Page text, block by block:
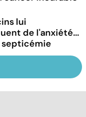
lui
de l'anxiété...